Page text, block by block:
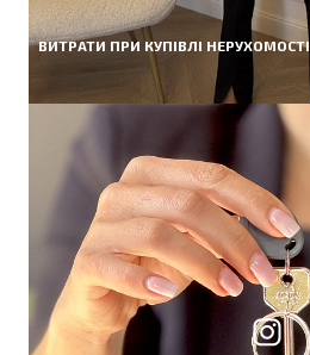
ВИТРАТИ ПРИ КУПІВЛІ НЕРУХОМОСТІ